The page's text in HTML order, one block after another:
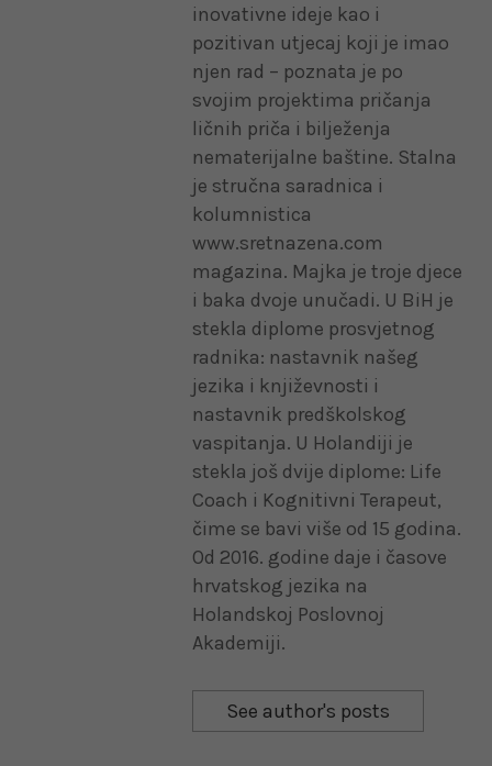
inovativne ideje kao i
pozitivan utjecaj koji je imao
njen rad – poznata je po
svojim projektima pričanja
ličnih priča i bilježenja
nematerijalne baštine. Stalna
je stručna saradnica i
kolumnistica
www.sretnazena.com
magazina. Majka je troje djece
i baka dvoje unučadi. U BiH je
stekla diplome prosvjetnog
radnika: nastavnik našeg
jezika i književnosti i
nastavnik predškolskog
vaspitanja. U Holandiji je
stekla još dvije diplome: Life
Coach i Kognitivni Terapeut,
čime se bavi više od 15 godina.
Od 2016. godine daje i časove
hrvatskog jezika na
Holandskoj Poslovnoj
Akademiji.
See author's posts